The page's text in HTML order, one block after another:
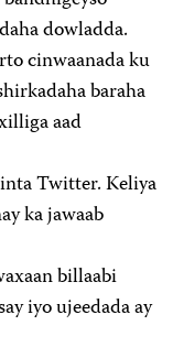
dowladda.
cinwaanada ku
baraha
aad
Twitter. Keliya
ka jawaab
billaabi
iyo ujeedada ay